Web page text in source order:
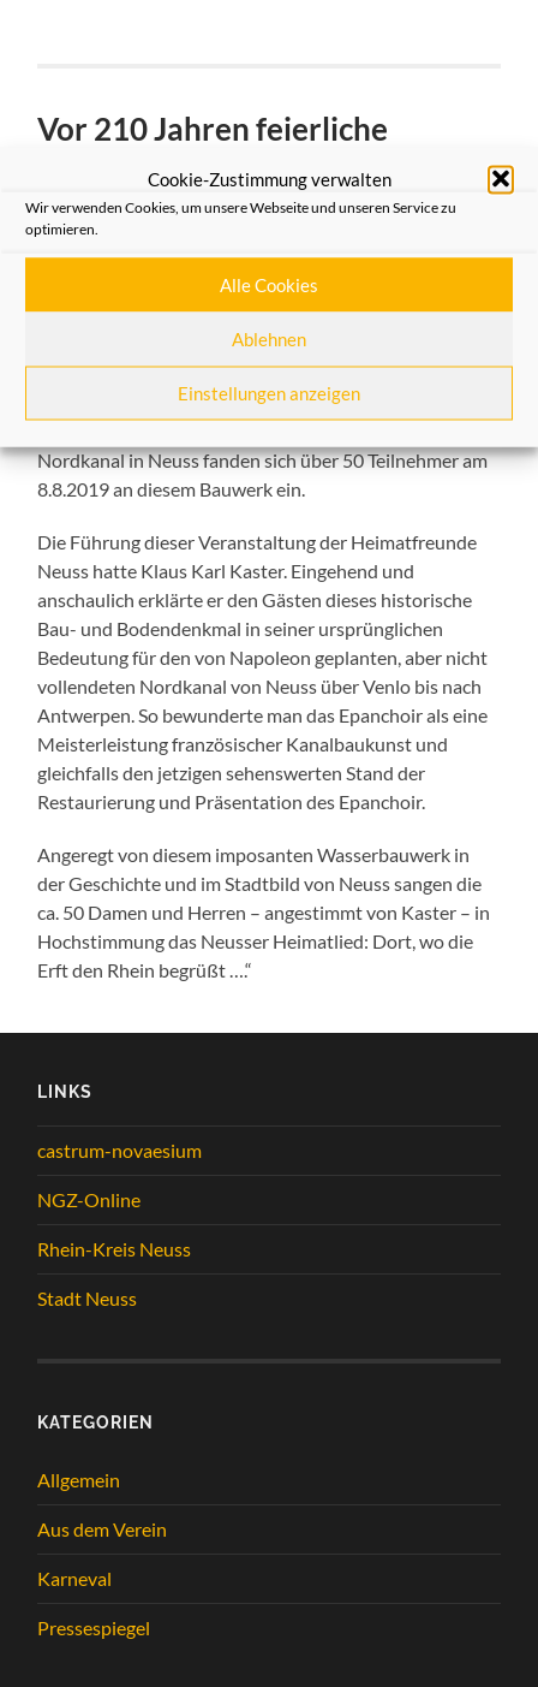
Cookie-Zustimmung verwalten
Wir verwenden Cookies, um unsere Webseite und unseren Service zu
optimieren.
Alle Cookies
Ablehnen
Einstellungen anzeigen
Vor 210 Jahren feierliche
Einweihung des Epanchoir in
Neuss – eine Erinnerung durch
die Heimatfreunde Neuss am
In Erinnerung an die nahezu auf den Tag genau 210
Jahre zurückliegende feierliche Einweihung des
Nordkanal in Neuss fanden sich über 50 Teilnehmer am
8.8.2019 an diesem Bauwerk ein.
Die Führung dieser Veranstaltung der Heimatfreunde
Neuss hatte Klaus Karl Kaster. Eingehend und
anschaulich erklärte er den Gästen dieses historische
Bau- und Bodendenkmal in seiner ursprünglichen
Bedeutung für den von Napoleon geplanten, aber nicht
vollendeten Nordkanal von Neuss über Venlo bis nach
Antwerpen. So bewunderte man das Epanchoir als eine
Meisterleistung französischer Kanalbaukunst und
gleichfalls den jetzigen sehenswerten Stand der
Restaurierung und Präsentation des Epanchoir.
Angeregt von diesem imposanten Wasserbauwerk in
der Geschichte und im Stadtbild von Neuss sangen die
ca. 50 Damen und Herren – angestimmt von Kaster – in
Hochstimmung das Neusser Heimatlied: Dort, wo die
Erft den Rhein begrüßt ….“
LINKS
castrum-novaesium
NGZ-Online
Rhein-Kreis Neuss
Stadt Neuss
KATEGORIEN
Allgemein
Aus dem Verein
Karneval
Pressespiegel